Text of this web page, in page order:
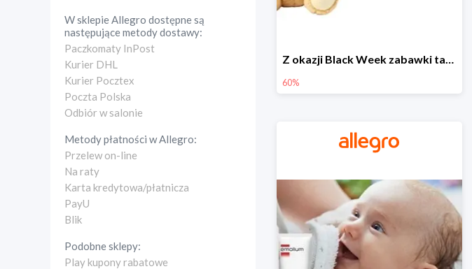
W sklepieAllegro dostępne są
następujące metody dostawy:
Paczkomaty InPost
Kurier DHL
Kurier Pocztex
Poczta Polska
Odbiór w salonie
Metody płatności wAllegro:
Przelew on-line
Na raty
Karta kredytowa/płatnicza
PayU
Blik
Podobne sklepy:
Play kupony rabatowe
Z okazji Black Week zabawki taniej na allegro.pl
60%